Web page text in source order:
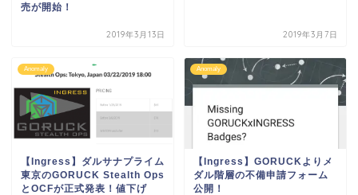
売が開始！
2019年3月13日 2019年3月7日
Anomaly
【Ingress】ダルサナプライム
東京のGORUCK Stealth Ops
とOCFが正式発表！値下げ
Anomaly
【Ingress】GORUCKよりメ
ダル階層の不備申請フォーム
公開！